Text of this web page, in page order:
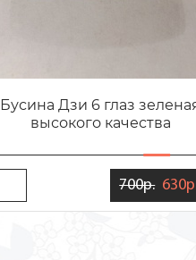
Бусина Дзи 6 глаз
высокого качества
700р.